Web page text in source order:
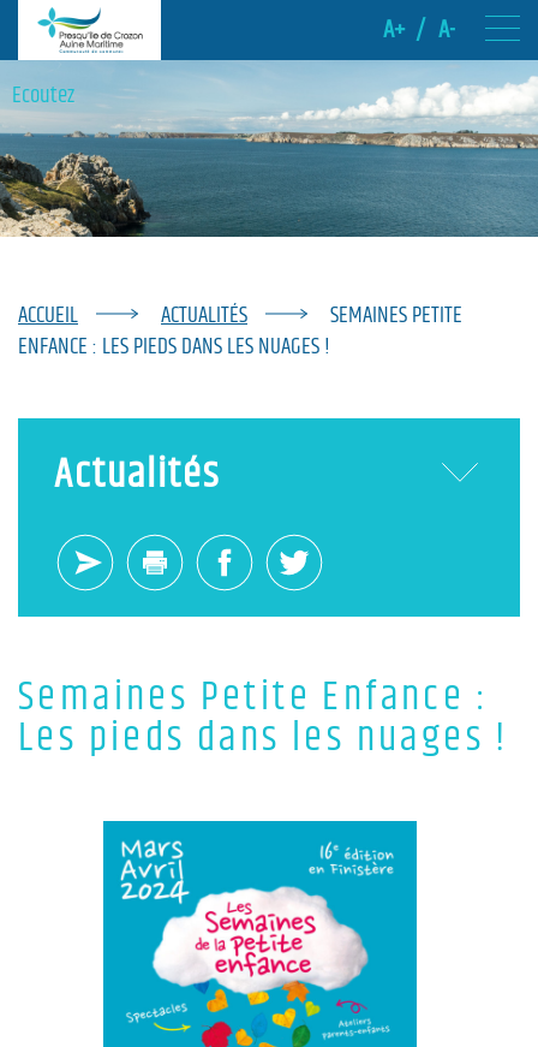
A+ / A-
Ecoutez
ACCUEIL ACTUALITÉS
SEMAINES PETITE
ENFANCE : LES PIEDS DANS LES NUAGES !
Actualités
Semaines Petite Enfance :
Les pieds dans les nuages !